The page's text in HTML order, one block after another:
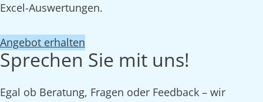
Excel-Auswertungen.
Angebot erhalten
Sprechen Sie mit uns!
Egal ob Beratung, Fragen oder Feedback – wir